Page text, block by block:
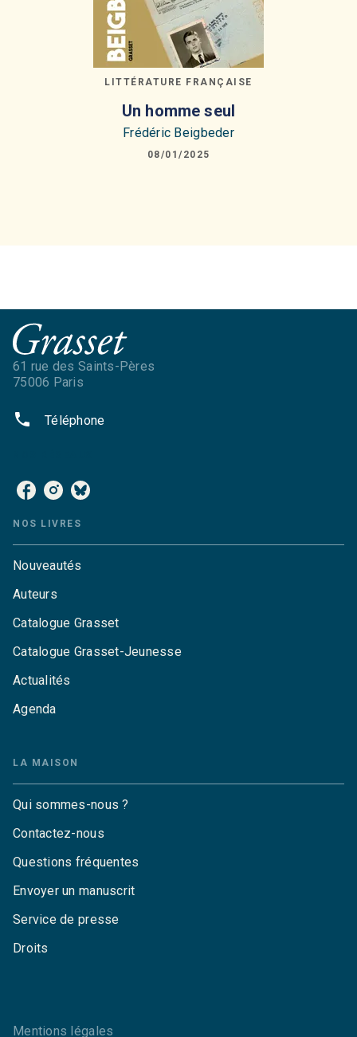
LITTÉRATURE FRANÇAISE
Un homme seul
Frédéric Beigbeder
08/01/2025
61 rue des Saints-Pères
75006 Paris
phone Téléphone
NOS LIVRES
Nouveautés
Auteurs
Catalogue Grasset
Catalogue Grasset-Jeunesse
Actualités
Agenda
LA MAISON
Qui sommes-nous ?
Contactez-nous
Questions fréquentes
Envoyer un manuscrit
Service de presse
Droits
Mentions légales